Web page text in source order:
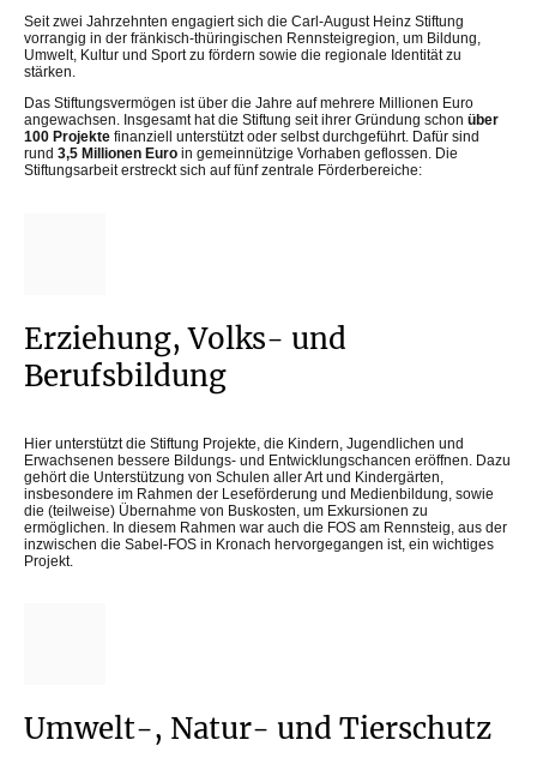
Seit zwei Jahrzehnten engagiert sich die Carl-August Heinz Stiftung
vorrangig in der fränkisch-thüringischen Rennsteigregion, um Bildung,
Umwelt, Kultur und Sport zu fördern sowie die regionale Identität zu
stärken.
Das Stiftungsvermögen ist über die Jahre auf mehrere Millionen Euro
angewachsen. Insgesamt hat die Stiftung seit ihrer Gründung schon über
100 Projekte finanziell unterstützt oder selbst durchgeführt. Dafür sind
rund 3,5 Millionen Euro in gemeinnützige Vorhaben geflossen. Die
Stiftungsarbeit erstreckt sich auf fünf zentrale Förderbereiche:
Erziehung, Volks- und
Berufsbildung
Hier unterstützt die Stiftung Projekte, die Kindern, Jugendlichen und
Erwachsenen bessere Bildungs- und Entwicklungschancen eröffnen. Dazu
gehört die Unterstützung von Schulen aller Art und Kindergärten,
insbesondere im Rahmen der Leseförderung und Medienbildung, sowie
die (teilweise) Übernahme von Buskosten, um Exkursionen zu
ermöglichen. In diesem Rahmen war auch die FOS am Rennsteig, aus der
inzwischen die Sabel-FOS in Kronach hervorgegangen ist, ein wichtiges
Projekt.
Umwelt-, Natur- und Tierschutz